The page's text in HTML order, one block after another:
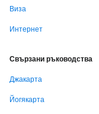
Виза
Интернет
Свързани ръководства
Джакарта
Йогякарта